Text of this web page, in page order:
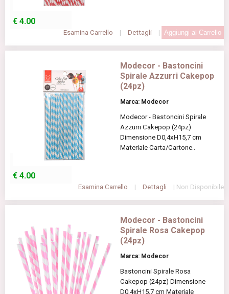
€ 4.00
Esamina Carrello | Dettagli |
Modecor - Bastoncini
Spirale Azzurri Cakepop
(24pz)
Marca: Modecor
Modecor - Bastoncini Spirale
Azzurri Cakepop (24pz)
Dimensione D0,4xH15,7 cm
Materiale Carta/Cartone..
€ 4.00
Esamina Carrello | Dettagli | Non Disponibile
Modecor - Bastoncini
Spirale Rosa Cakepop
(24pz)
Marca: Modecor
Bastoncini Spirale Rosa
Cakepop (24pz) Dimensione
D0,4xH15,7 cm Materiale